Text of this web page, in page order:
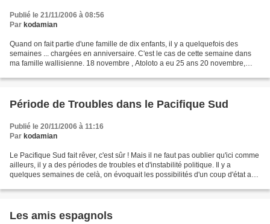
Publié le 21/11/2006 à 08:56
Par kodamian
Quand on fait partie d'une famille de dix enfants, il y a quelquefois des
semaines ... chargées en anniversaire. C'est le cas de cette semaine dans
ma famille wallisienne. 18 novembre , Atoloto a eu 25 ans 20 novembre,
Période de Troubles dans le Pacifique Sud
Publié le 20/11/2006 à 11:16
Par kodamian
Le Pacifique Sud fait rêver, c'est sûr ! Mais il ne faut pas oublier qu'ici comme
ailleurs, il y a des périodes de troubles et d'instabilité politique. Il y a
quelques semaines de celà, on évoquait les possibilités d'un coup d'état aux
Les amis espagnols